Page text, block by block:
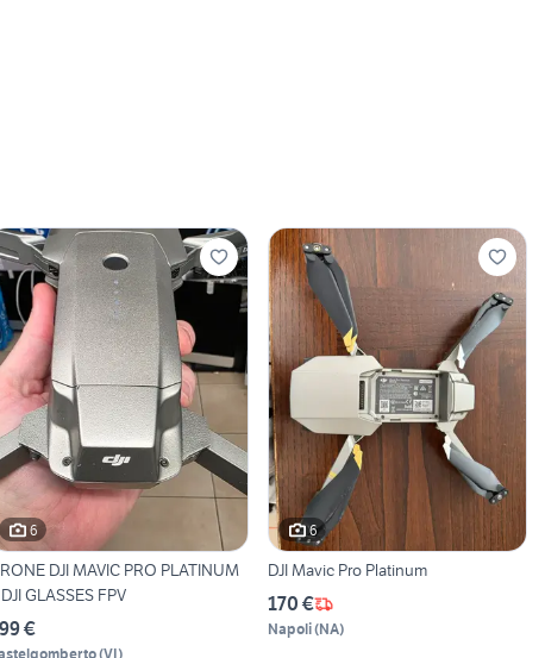
6
DJI MAVIC PRO PLATINUM
GLASSES FPV
€
(VI)
6
DJI Mavic Pro Platinum
170 €
Napoli(NA)